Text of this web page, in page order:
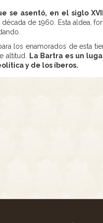
se asentó, en el siglo
de 1960. Esta aldea,
los enamorados de esta
altitud.
La Bartra es un
y de los íberos.